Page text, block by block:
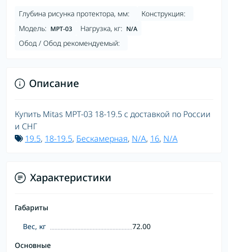
Глубина рисунка протектора, мм:
Конструкция:
Модель: MPT-03 Нагрузка, кг: N/A
Обод / Обод рекомендуемый:
Описание
Купить Mitas MPT-03 18-19.5 с доставкой по России
и СНГ
19.5, 18-19.5, Бескамерная, N/A, 16, N/A
Характеристики
Габариты
Вес, кг
72.00
Основные